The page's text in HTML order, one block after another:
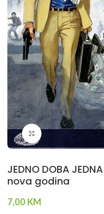
JEDNO DOBA
nova godina
7,00 KM